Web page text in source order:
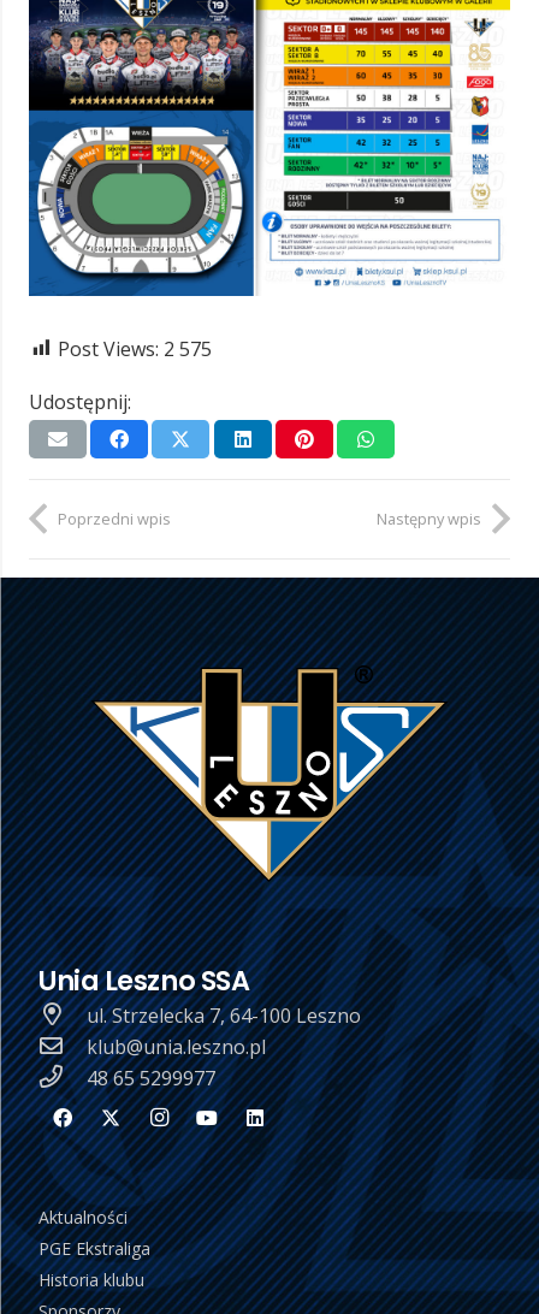
Post Views: 2 575
Udostępnij:
Poprzedni wpis Następny wpis
Unia Leszno SSA
ul. Strzelecka 7, 64-100 Leszno
klub@unia.leszno.pl
48 65 5299977
Aktualności
PGE Ekstraliga
Historia klubu